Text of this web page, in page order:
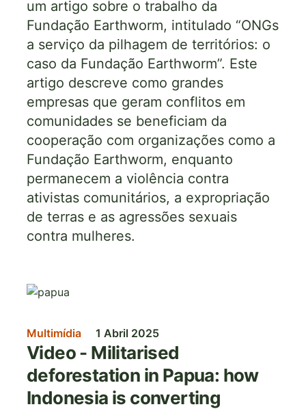
um artigo sobre o trabalho da
Fundação Earthworm, intitulado “ONGs
a serviço da pilhagem de territórios: o
caso da Fundação Earthworm”. Este
artigo descreve como grandes
empresas que geram conflitos em
comunidades se beneficiam da
cooperação com organizações como a
Fundação Earthworm, enquanto
permanecem a violência contra
ativistas comunitários, a expropriação
de terras e as agressões sexuais
contra mulheres.
Imagem
Multimídia 1 Abril 2025
Video - Militarised
deforestation in Papua: how
Indonesia is converting